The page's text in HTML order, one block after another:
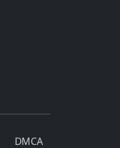
DMCA